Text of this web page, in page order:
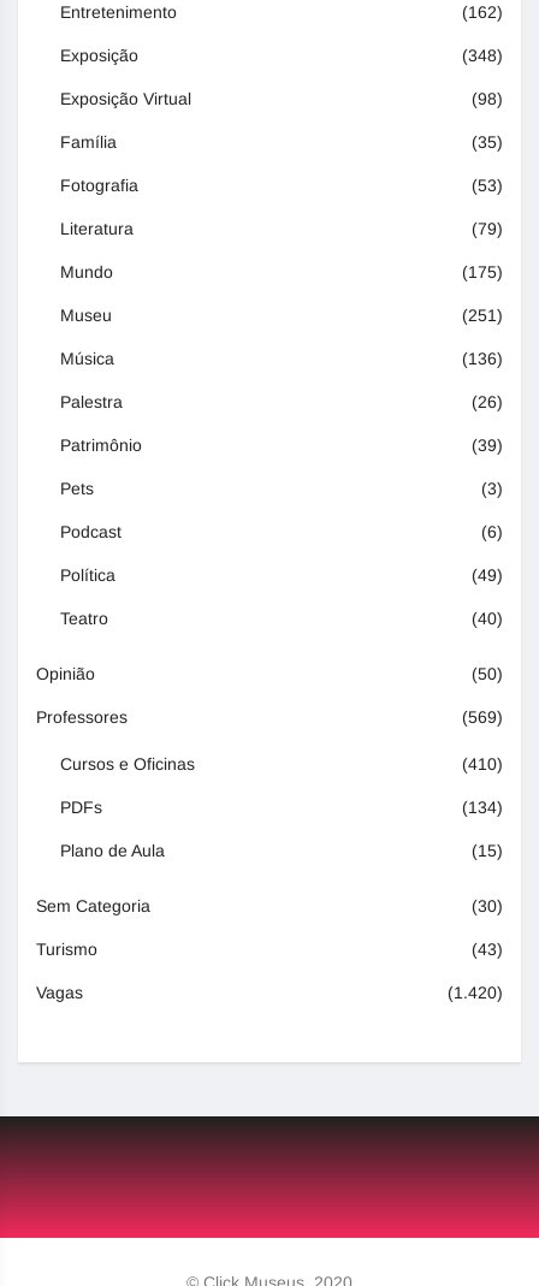
Entretenimento (162)
Exposição (348)
Exposição Virtual (98)
Família (35)
Fotografia (53)
Literatura (79)
Mundo (175)
Museu (251)
Música (136)
Palestra (26)
Patrimônio (39)
Pets (3)
Podcast (6)
Política (49)
Teatro (40)
Opinião (50)
Professores (569)
Cursos e Oficinas (410)
PDFs (134)
Plano de Aula (15)
Sem Categoria (30)
Turismo (43)
Vagas (1.420)